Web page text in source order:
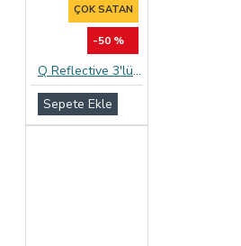
ÇOK SATAN
-50 %
Q Reflective 3'lü Geciktiricili ve Tırtıklı Prezervatif
Sepete Ekle